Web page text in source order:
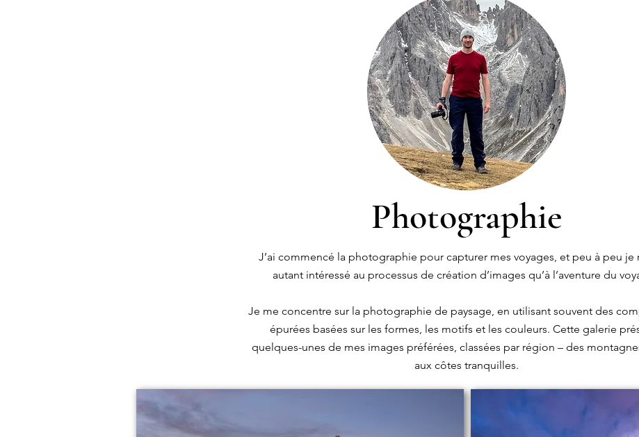
Photographie
J’ai commencé la photographie pour capturer mes voyages, et peu à peu je
autant intéressé au processus de création d’images qu’à l’aventure du
Je me concentre sur la photographie de paysage, en utilisant souvent des
épurées basées sur les formes, les motifs et les couleurs. Cette galerie
quelques-unes de mes images préférées, classées par région – des
aux côtes tranquilles.